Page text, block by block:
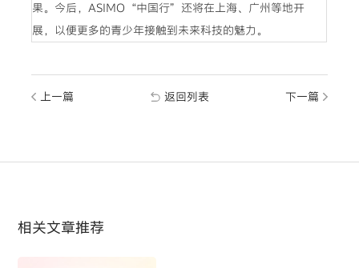
果。今后，ASIMO“中国行”还将在上海、广州等地开
展，以便更多的青少年接触到未来科技的魅力。
上一篇 返回列表 下一篇
相关文章推荐